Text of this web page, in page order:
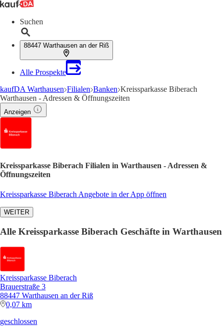
Suchen
88447 Warthausen an der Riß
Alle Prospekte
kaufDA Warthausen Filialen Banken Kreissparkasse Biberach
Warthausen - Adressen & Öffnungszeiten
Anzeigen
Kreissparkasse Biberach Filialen in Warthausen - Adressen &
Öffnungszeiten
Kreissparkasse Biberach Angebote in der App öffnen
WEITER
Alle Kreissparkasse Biberach Geschäfte in Warthausen
Kreissparkasse Biberach
Brauerstraße 3
88447 Warthausen an der Riß
0,07 km
geschlossen